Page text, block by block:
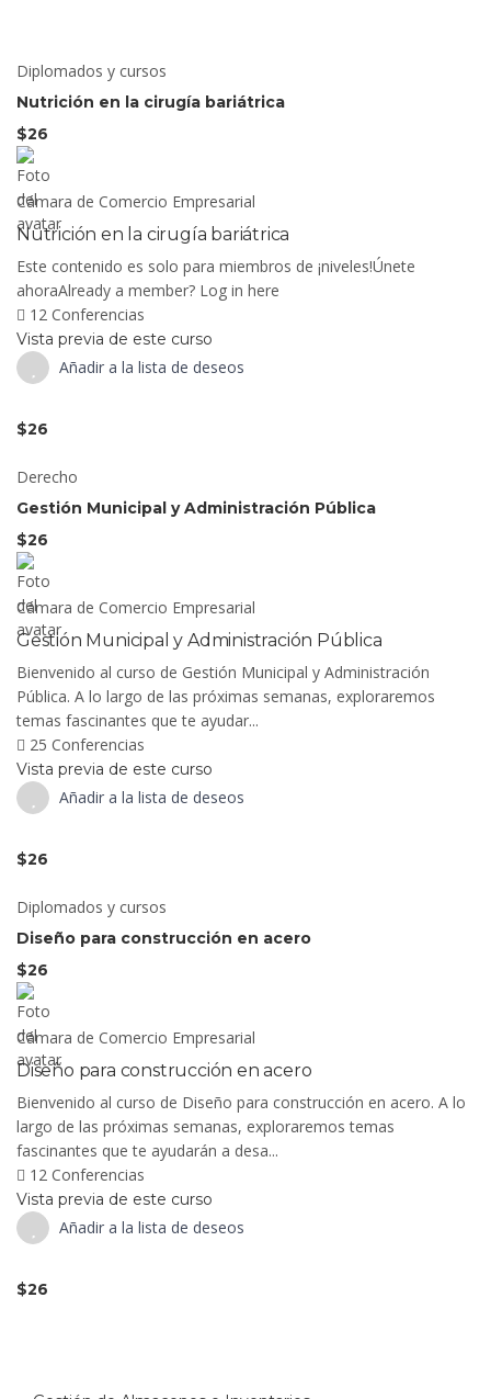
Diplomados y cursos
Nutrición en la cirugía bariátrica
$26
Cámara de Comercio Empresarial
Nutrición en la cirugía bariátrica
Este contenido es solo para miembros de ¡niveles!Únete
ahoraAlready a member? Log in here
12 Conferencias
Vista previa de este curso
Añadir a la lista de deseos
$26
Derecho
Gestión Municipal y Administración Pública
$26
Cámara de Comercio Empresarial
Gestión Municipal y Administración Pública
Bienvenido al curso de Gestión Municipal y Administración
Pública. A lo largo de las próximas semanas, exploraremos
temas fascinantes que te ayudar...
25 Conferencias
Vista previa de este curso
Añadir a la lista de deseos
$26
Diplomados y cursos
Diseño para construcción en acero
$26
Cámara de Comercio Empresarial
Diseño para construcción en acero
Bienvenido al curso de Diseño para construcción en acero. A lo
largo de las próximas semanas, exploraremos temas
fascinantes que te ayudarán a desa...
12 Conferencias
Vista previa de este curso
Añadir a la lista de deseos
$26